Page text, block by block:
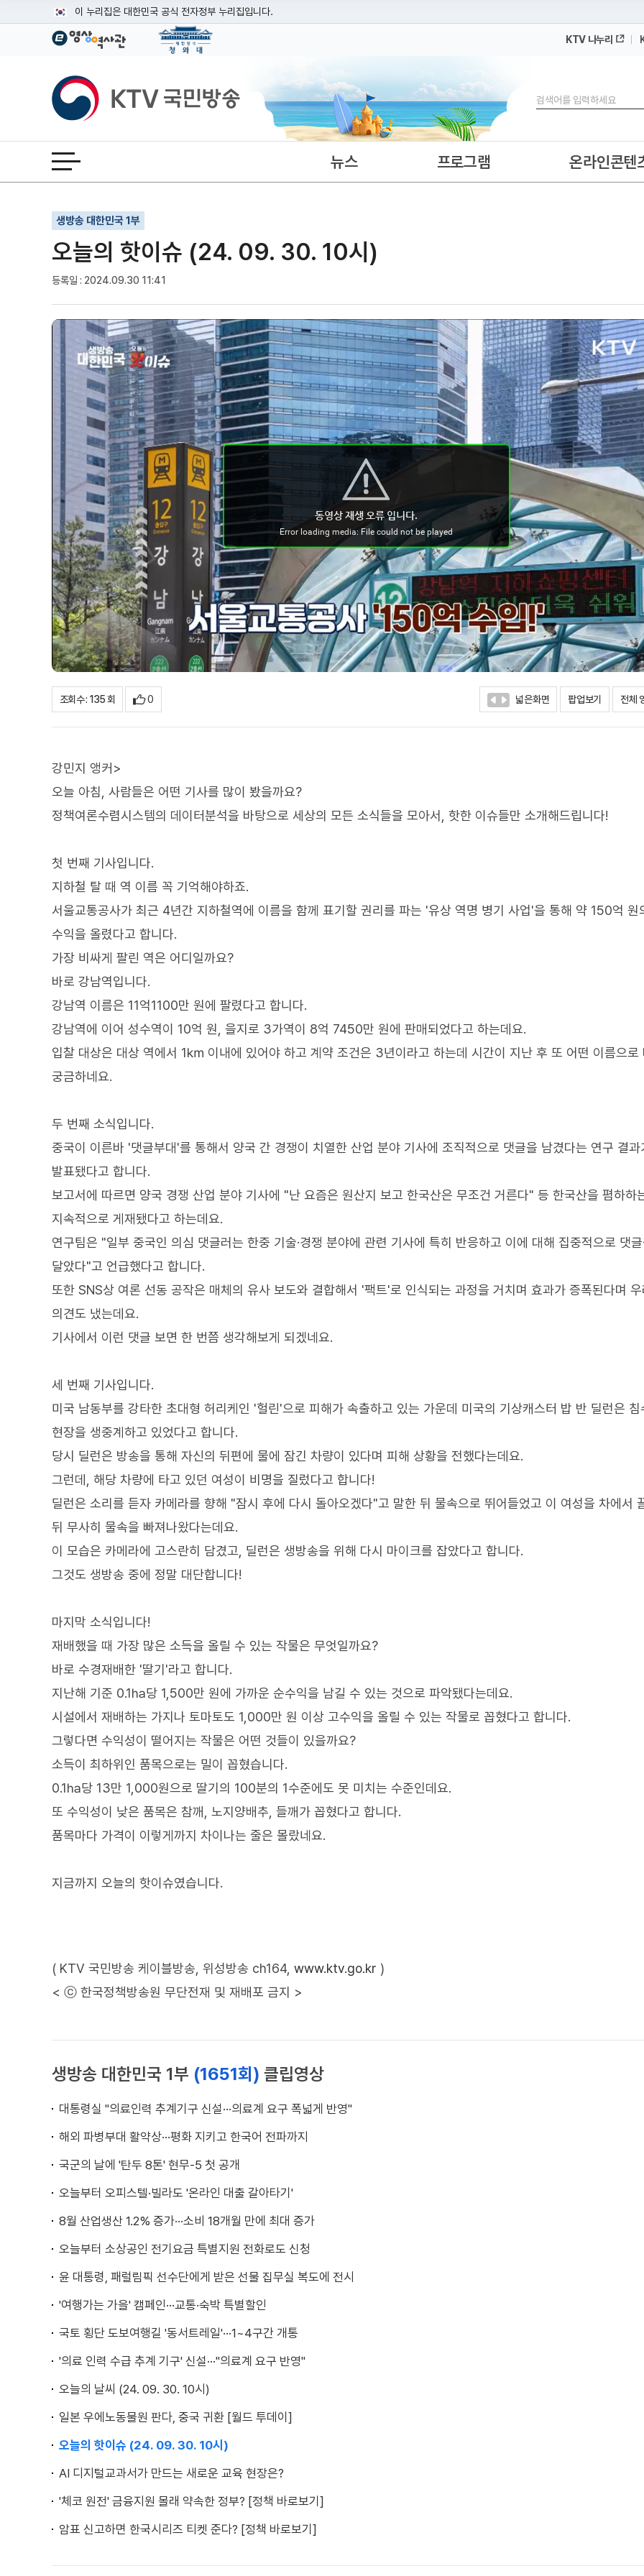
이 누리집은 대한민국 공식 전자정부 누리집입니다.
공식 누리집 주소 확인하기
이밖에 or.kr 또는 .kr등 다른 도메인 주소를 사용하고 있다면 아래 URL에서 도메인 주소를 확인해 보세요
운영중인 공식 누리집보기
KTV 나누리
KTV국민방송
검색
전체메뉴 열기 뉴스 프로그램 온라인콘텐
생방송 대한민국 1부
오늘의 핫이슈 (24. 09. 30. 10시)
등록일 : 2024.09.30 11:41
기사인쇄
글자확대
글자축소
조회수 : 135 회 0 넓은화면 팝업보기 전체
강민지 앵커>
오늘 아침, 사람들은 어떤 기사를 많이 봤을까요?
정책여론수렴시스템의 데이터분석을 바탕으로 세상의 모든 소식들을 모아서, 핫한 이슈들만 소개해드립니다!
첫 번째 기사입니다.
지하철 탈 때 역 이름 꼭 기억해야하죠.
서울교통공사가 최근 4년간 지하철역에 이름을 함께 표기할 권리를 파는 '유상 역명 병기 사업'을 통해 약 150억 원
수익을 올렸다고 합니다.
가장 비싸게 팔린 역은 어디일까요?
바로 강남역입니다.
강남역 이름은 11억1100만 원에 팔렸다고 합니다.
강남역에 이어 성수역이 10억 원, 을지로 3가역이 8억 7450만 원에 판매되었다고 하는데요.
입찰 대상은 대상 역에서 1㎞ 이내에 있어야 하고 계약 조건은 3년이라고 하는데 시간이 지난 후 또 어떤 이름으로
궁금하네요.
두 번째 소식입니다.
중국이 이른바 '댓글부대'를 통해서 양국 간 경쟁이 치열한 산업 분야 기사에 조직적으로 댓글을 남겼다는 연구 결과
발표됐다고 합니다.
보고서에 따르면 양국 경쟁 산업 분야 기사에 "난 요즘은 원산지 보고 한국산은 무조건 거른다" 등 한국산을 폄하하
지속적으로 게재됐다고 하는데요.
연구팀은 "일부 중국인 의심 댓글러는 한중 기술·경쟁 분야에 관련 기사에 특히 반응하고 이에 대해 집중적으로 댓
달았다"고 언급했다고 합니다.
또한 SNS상 여론 선동 공작은 매체의 유사 보도와 결합해서 '팩트'로 인식되는 과정을 거치며 효과가 증폭된다며 우
의견도 냈는데요.
기사에서 이런 댓글 보면 한 번쯤 생각해보게 되겠네요.
세 번째 기사입니다.
미국 남동부를 강타한 초대형 허리케인 '헐린'으로 피해가 속출하고 있는 가운데 미국의 기상캐스터 밥 반 딜런은 침
현장을 생중계하고 있었다고 합니다.
당시 딜런은 방송을 통해 자신의 뒤편에 물에 잠긴 차량이 있다며 피해 상황을 전했다는데요.
그런데, 해당 차량에 타고 있던 여성이 비명을 질렀다고 합니다!
딜런은 소리를 듣자 카메라를 향해 "잠시 후에 다시 돌아오겠다"고 말한 뒤 물속으로 뛰어들었고 이 여성을 차에서
뒤 무사히 물속을 빠져나왔다는데요.
이 모습은 카메라에 고스란히 담겼고, 딜런은 생방송을 위해 다시 마이크를 잡았다고 합니다.
그것도 생방송 중에 정말 대단합니다!
마지막 소식입니다!
재배했을 때 가장 많은 소득을 올릴 수 있는 작물은 무엇일까요?
바로 수경재배한 '딸기'라고 합니다.
지난해 기준 0.1㏊당 1,500만 원에 가까운 순수익을 남길 수 있는 것으로 파악됐다는데요.
시설에서 재배하는 가지나 토마토도 1,000만 원 이상 고수익을 올릴 수 있는 작물로 꼽혔다고 합니다.
그렇다면 수익성이 떨어지는 작물은 어떤 것들이 있을까요?
소득이 최하위인 품목으로는 밀이 꼽혔습니다.
0.1㏊당 13만 1,000원으로 딸기의 100분의 1수준에도 못 미치는 수준인데요.
또 수익성이 낮은 품목은 참깨, 노지양배추, 들깨가 꼽혔다고 합니다.
품목마다 가격이 이렇게까지 차이나는 줄은 몰랐네요.
지금까지 오늘의 핫이슈였습니다.
( KTV 국민방송 케이블방송, 위성방송 ch164, www.ktv.go.kr )
< ⓒ 한국정책방송원 무단전재 및 재배포 금지 >
생방송 대한민국 1부 (1651회) 클립영상
대통령실 "의료인력 추계기구 신설···의료계 요구 폭넓게 반영"
해외 파병부대 활약상···평화 지키고 한국어 전파까지
국군의 날에 '탄두 8톤' 현무-5 첫 공개
오늘부터 오피스텔·빌라도 '온라인 대출 갈아타기'
8월 산업생산 1.2% 증가···소비 18개월 만에 최대 증가
오늘부터 소상공인 전기요금 특별지원 전화로도 신청
윤 대통령, 패럴림픽 선수단에게 받은 선물 집무실 복도에 전시
'여행가는 가을' 캠페인···교통·숙박 특별할인
국토 횡단 도보여행길 '동서트레일'···1~4구간 개통
'의료 인력 수급 추계 기구' 신설···"의료계 요구 반영"
오늘의 날씨 (24. 09. 30. 10시)
일본 우에노동물원 판다, 중국 귀환 [월드 투데이]
오늘의 핫이슈 (24. 09. 30. 10시)
AI 디지털교과서가 만드는 새로운 교육 현장은?
'체코 원전' 금융지원 몰래 약속한 정부? [정책 바로보기]
암표 신고하면 한국시리즈 티켓 준다? [정책 바로보기]